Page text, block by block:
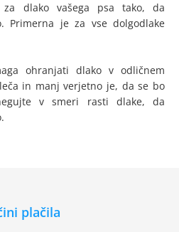
dlako vašega psa tako, da
Primerna je za vse dolgodlake
ohranjati dlako v odličnem
in manj verjetno je, da se bo
v smeri rasti dlake, da
plačila